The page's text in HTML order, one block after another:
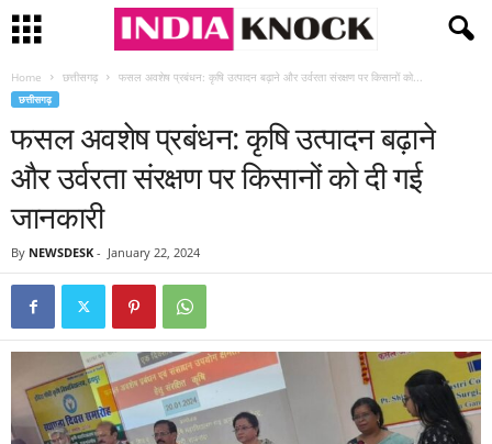
Home छत्तीसगढ़ फसल अवशेष प्रबंधन: कृषि उत्पादन बढ़ाने और उर्वरता संरक्षण पर किसानों को...
छत्तीसगढ़
फसल अवशेष प्रबंधन: कृषि उत्पादन बढ़ाने
और उर्वरता संरक्षण पर किसानों को दी गई
जानकारी
By NEWSDESK - January 22, 2024